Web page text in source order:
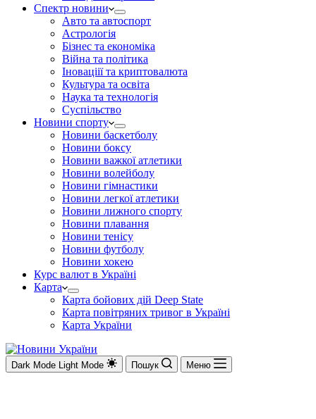
Спектр новини
Авто та автоспорт
Астрологія
Бізнес та економіка
Війна та політика
Іноваціії та криптовалюта
Культура та освіта
Наука та технологія
Суспільство
Новини спорту
Новини баскетболу
Новини боксу
Новини важкої атлетики
Новини волейболу
Новини гімнастики
Новини легкої атлетики
Новини лижного спорту
Новини плавання
Новини тенісу
Новини футболу
Новини хокею
Курс валют в Україні
Карта
Карта бойових дій Deep State
Карта повітряних тривог в Україні
Карта України
Dark Mode Light Mode Пошук Меню